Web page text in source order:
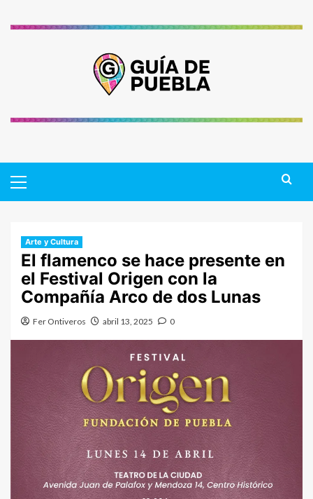
Menu
Arte y Cultura
El flamenco se hace presente en
el Festival Origen con la
Compañía Arco de dos Lunas
Fer Ontiveros abril 13, 2025 0